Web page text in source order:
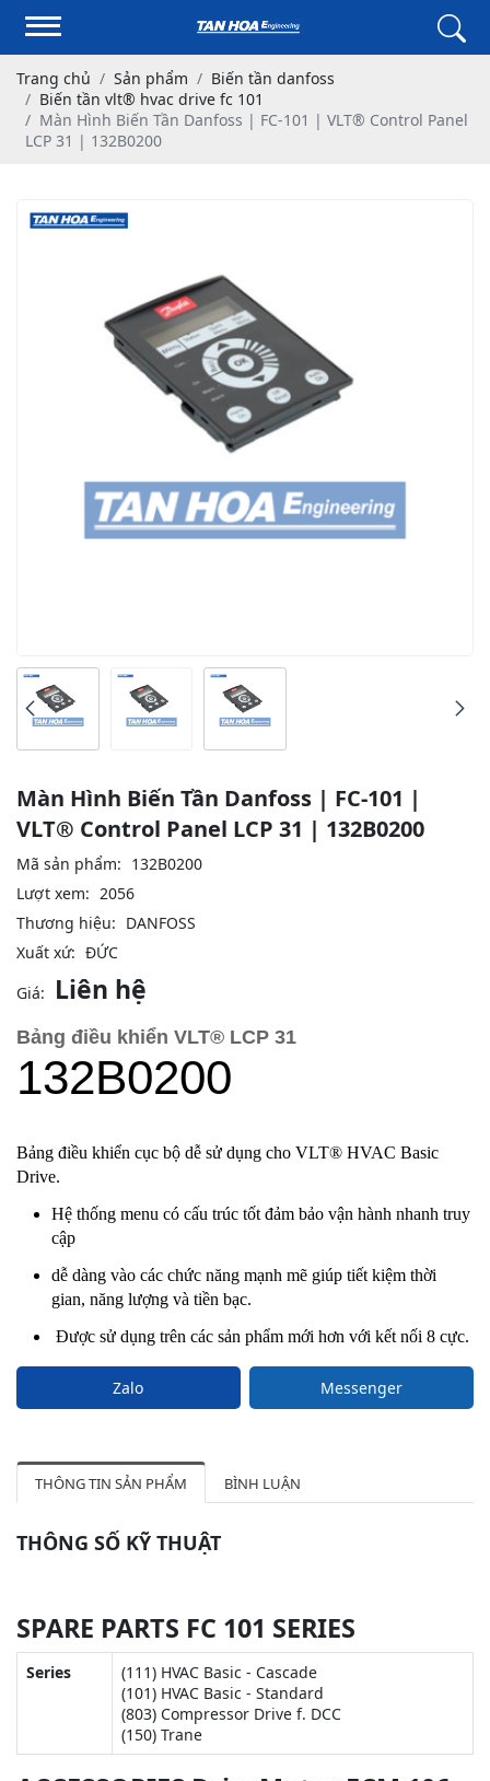
Trang chủ Sản phẩm
Biến tần danfoss
Biến tần vlt® hvac drive fc 101
Màn Hình Biến Tần Danfoss | FC-101 | VLT® Control Panel
LCP 31 | 132B0200
Màn Hình Biến Tần Danfoss | FC-101 |
VLT® Control Panel LCP 31 | 132B0200
Mã sản phẩm: 132B0200
Lượt xem: 2056
Thương hiệu: DANFOSS
Xuất xứ: ĐỨC
Giá:
Liên hệ
Bảng điều khiển VLT® LCP 31
132B0200
Bảng điều khiển cục bộ dễ sử dụng cho VLT® HVAC Basic
Drive.
Hệ thống menu có cấu trúc tốt đảm bảo vận hành nhanh truy
cập
dễ dàng vào các chức năng mạnh mẽ giúp tiết kiệm thời
gian, năng lượng và tiền bạc.
Được sử dụng trên các sản phẩm mới hơn với kết nối 8 cực.
Zalo Messenger
THÔNG TIN SẢN PHẨM BÌNH LUẬN
THÔNG SỐ KỸ THUẬT
SPARE PARTS FC 101 SERIES
Series
(111) HVAC Basic - Cascade
(101) HVAC Basic - Standard
(803) Compressor Drive f. DCC
(150) Trane